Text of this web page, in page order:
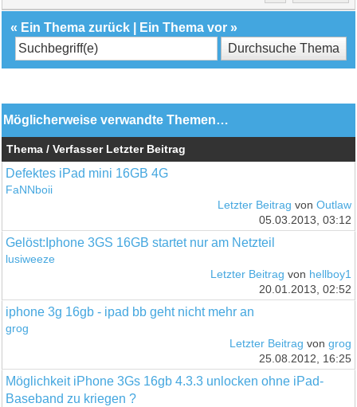
« Ein Thema zurück Ein Thema vor »
Möglicherweise verwandte Themen…
Thema / Verfasser Letzter Beitrag
Defektes iPad mini 16GB 4G
FaNNboii
Letzter Beitrag von Outlaw
05.03.2013, 03:12
Gelöst:Iphone 3GS 16GB startet nur am Netzteil
lusiweeze
Letzter Beitrag von hellboy1
20.01.2013, 02:52
iphone 3g 16gb - ipad bb geht nicht mehr an
grog
Letzter Beitrag von grog
25.08.2012, 16:25
Möglichkeit iPhone 3Gs 16gb 4.3.3 unlocken ohne iPad-
Baseband zu kriegen ?